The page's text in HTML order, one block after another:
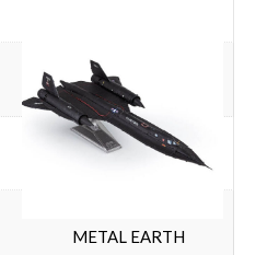
METAL EARTH